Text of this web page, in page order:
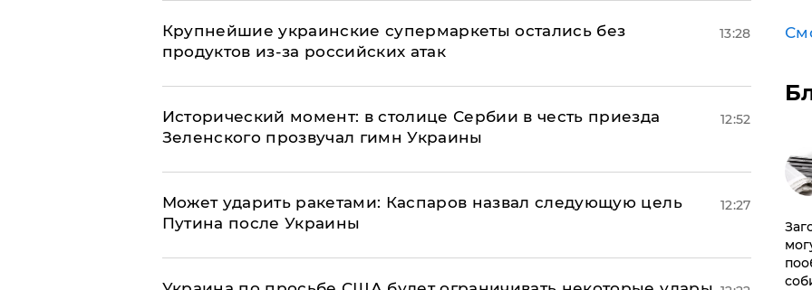
Крупнейшие украинские супермаркеты остались без
продуктов из-за российских атак
13:28
Исторический момент: в столице Сербии в честь приезда
Зеленского прозвучал гимн Украины
12:52
Может ударить ракетами: Каспаров назвал следующую цель
Путина после Украины
12:27